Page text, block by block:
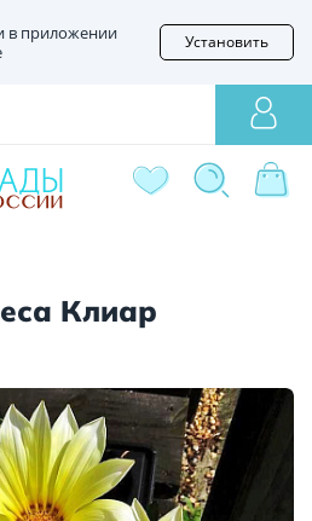
в приложении
Установить
Клиар